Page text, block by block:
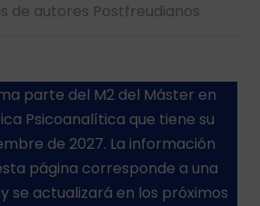
de autores Postfreudianos
parte del M2 del Máster en
Psicoanalítica que tiene su
de 2027. La información
página corresponde a una
se actualizará en los próximos